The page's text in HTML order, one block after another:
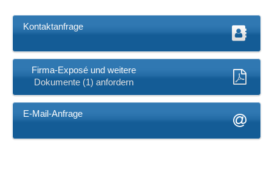
Kontaktanfrage
Firma-Exposé und weitere
Dokumente (1) anfordern
E-Mail-Anfrage